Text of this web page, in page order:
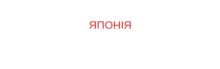
ЯПОНІЯ